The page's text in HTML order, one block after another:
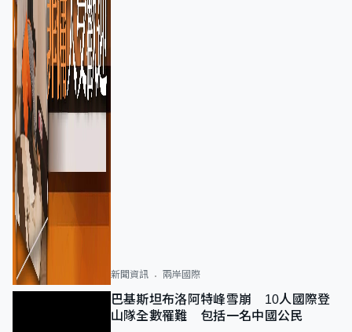
新聞資訊 兩岸國際
巴基斯坦布洛阿特峰雪崩 10人國際登
山隊全數罹難 包括一名中國公民